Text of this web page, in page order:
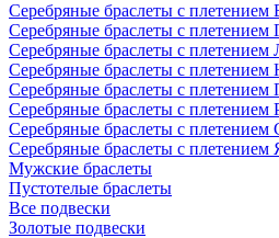
Серебряные браслеты с плетением
Серебряные браслеты с плетением
Серебряные браслеты с плетением
Серебряные браслеты с плетением
Серебряные браслеты с плетением
Серебряные браслеты с плетением
Серебряные браслеты с плетением
Серебряные браслеты с плетением
Мужские браслеты
Пустотелые браслеты
Все подвески
Золотые подвески